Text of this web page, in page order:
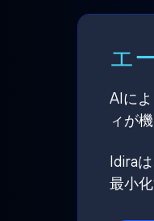
エ
AIに
ィが
Idira
最小